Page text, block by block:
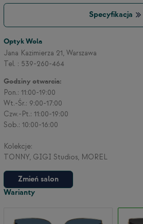
Specyfikacja
Optyk Wola
Jana Kazimierza 21, Warszawa
Tel. : 539-260-464
Godziny otwarcia:
Zmień salon
Pon.: 11:00-19:00
Wt.-Śr.: 9:00-17:00
Czw.-Pt.: 11:00-19:00
Sob.: 10:00-16:00
Kolekcje:
TONNY, GIGI Studios, MOREL
Warianty